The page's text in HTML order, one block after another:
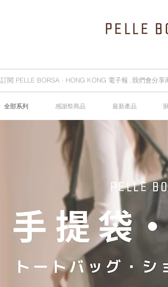
訂閱 PELLE BORSA · HONG KONG 電子報 ,我們會分
全部系列 感謝祭商品 最新產品